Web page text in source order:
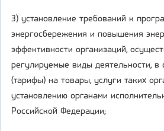
3) установление требований к
энергосбережения и повышения
эффективности организаций,
регулируемые виды деятельности, в
(тарифы) на товары, услуги таких
установлению органами
Российской Федерации;